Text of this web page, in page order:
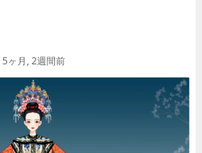
5ヶ月, 2週間前